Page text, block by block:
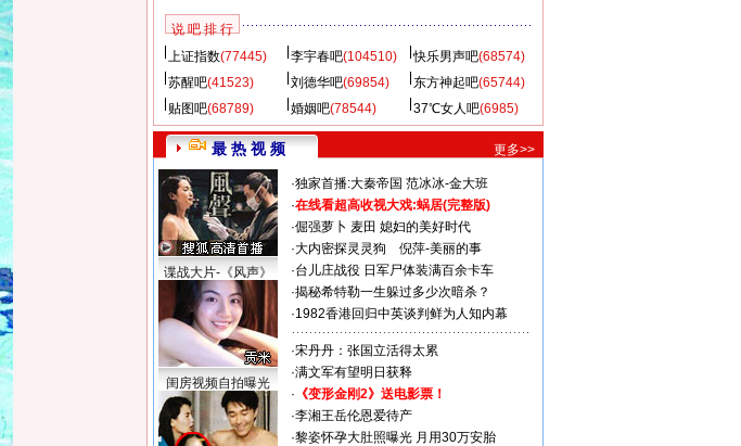
说 吧 排 行
上证指数(77445) 李宇春吧(104510) 快乐男声吧(68574)
苏醒吧(41523) 刘德华吧(69854) 东方神起吧(65744)
贴图吧(68789) 婚姻吧(78544) 37℃女人吧(6985)
最 热 视 频 更多>>
谍战大片-《风声》
闺房视频自拍曝光
·独家首播:大秦帝国 范冰冰-金大班
·在线看超高收视大戏:蜗居(完整版)
·倔强萝卜 麦田 媳妇的美好时代
·大内密探灵灵狗
倪萍-美丽的事
·台儿庄战役 日军尸体装满百余卡车
·揭秘希特勒一生躲过多少次暗杀？
·1982香港回归中英谈判鲜为人知内幕
·宋丹丹：张国立活得太累
·满文军有望明日获释
· 《变形金刚2》送电影票！
·李湘王岳伦恩爱待产
·黎姿怀孕大肚照曝光 月用30万安胎